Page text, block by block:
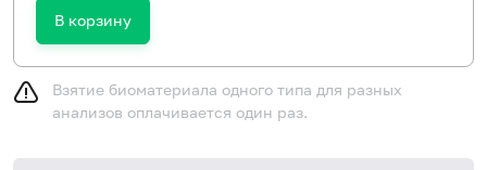
В корзину
Взятие биоматериала одного типа для разных
анализов оплачивается один раз.